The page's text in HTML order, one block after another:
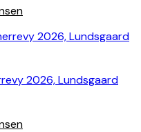
2026, Lundsgaard